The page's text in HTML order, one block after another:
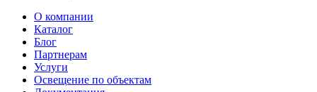
О компании
Каталог
Блог
Партнерам
Услуги
Освещение по объектам